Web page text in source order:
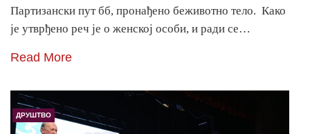
Партизански пут бб, пронађено беживотно тело. Како
је утврђено реч је о женској особи, и ради се…
Read More
ДРУШТВО